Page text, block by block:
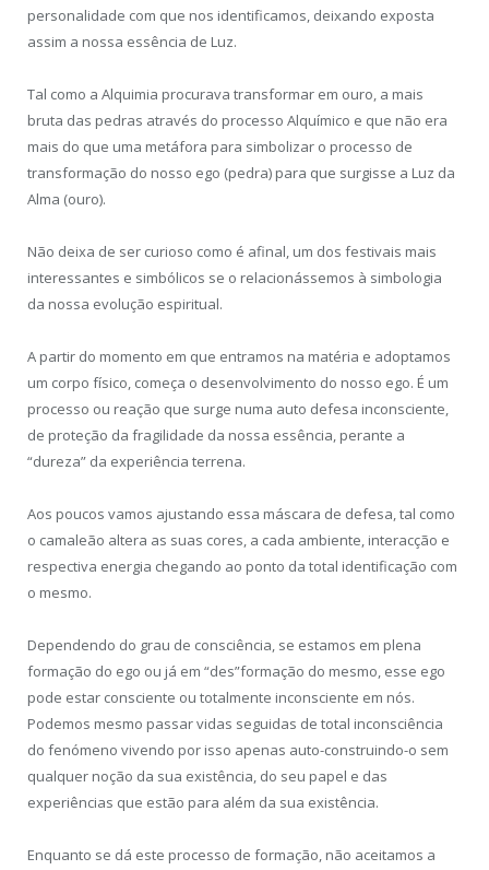
personalidade com que nos identificamos, deixando exposta
assim a nossa essência de Luz.
Tal como a Alquimia procurava transformar em ouro, a mais
bruta das pedras através do processo Alquímico e que não era
mais do que uma metáfora para simbolizar o processo de
transformação do nosso ego (pedra) para que surgisse a Luz da
Alma (ouro).
Não deixa de ser curioso como é afinal, um dos festivais mais
interessantes e simbólicos se o relacionássemos à simbologia
da nossa evolução espiritual.
A partir do momento em que entramos na matéria e adoptamos
um corpo físico, começa o desenvolvimento do nosso ego. É um
processo ou reação que surge numa auto defesa inconsciente,
de proteção da fragilidade da nossa essência, perante a
“dureza” da experiência terrena.
Aos poucos vamos ajustando essa máscara de defesa, tal como
o camaleão altera as suas cores, a cada ambiente, interacção e
respectiva energia chegando ao ponto da total identificação com
o mesmo.
Dependendo do grau de consciência, se estamos em plena
formação do ego ou já em “des”formação do mesmo, esse ego
pode estar consciente ou totalmente inconsciente em nós.
Podemos mesmo passar vidas seguidas de total inconsciência
do fenómeno vivendo por isso apenas auto-construindo-o sem
qualquer noção da sua existência, do seu papel e das
experiências que estão para além da sua existência.
Enquanto se dá este processo de formação, não aceitamos a